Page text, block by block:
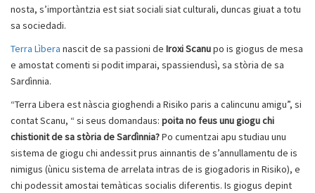
nosta, s’importàntzia est siat sociali siat culturali, duncas giuat a totu
sa sociedadi.
Terra Lìbera nascit de sa passioni de Iroxi Scanupo is giogus de mesa
e amostat comenti si podit imparai, spassiendusì, sa stòria de sa
Sardìnnia.
“Terra Libera est nàscia gioghendi a Risiko paris a calincunu amigu”, si
contat Scanu, “ si seus domandaus: poita no feus unu giogu chi
chistionit de sa stòria de Sardìnnia?Po cumentzai apu studiau unu
sistema de giogu chi andessit prus ainnantis de s’annullamentu de is
nimigus (ùnicu sistema de arrelata intras de is giogadoris in Risiko), e
chi podessit amostai temàticas socialis diferentis. Is giogus depint